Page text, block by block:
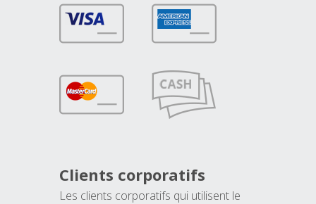
Clients corporatifs
Les clients corporatifs qui utilisent le